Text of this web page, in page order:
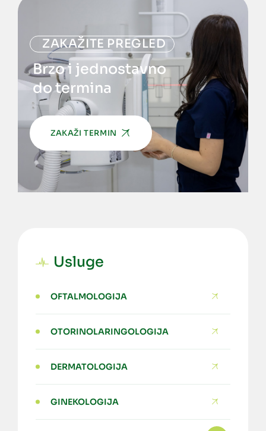
ZAKAŽITE PREGLED
Brzo i jednostavno
do termina
ZAKAŽI TERMIN
Usluge
OFTALMOLOGIJA
OTORINOLARINGOLOGIJA
DERMATOLOGIJA
GINEKOLOGIJA